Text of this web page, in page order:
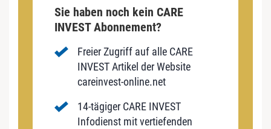
Sie haben noch kein CARE
INVEST Abonnement?
Freier Zugriff auf alle CARE
INVEST Artikel der Website
careinvest-online.net
14-tägiger CARE INVEST
Infodienst mit vertiefenden